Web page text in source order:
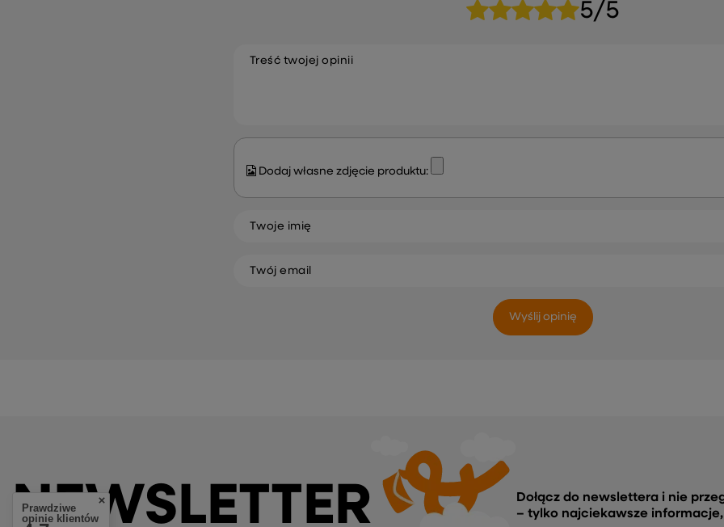
5/5
Treść twojej opinii
Dodaj własne zdjęcie produktu:
Twoje imię
Twój email
Wyślij opinię
NEWSLETTER
Dołącz do newslettera i nie
– tylko najciekawsze
Prawdziwe
opinie klientów